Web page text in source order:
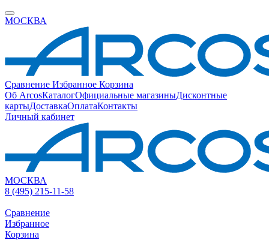
МОСКВА
Сравнение Избранное Корзина
Об ArcosКаталогОфициальные магазиныДисконтные
картыДоставкаОплатаКонтакты
Личный кабинет
МОСКВА
8 (495) 215-11-58
Сравнение
Избранное
Корзина